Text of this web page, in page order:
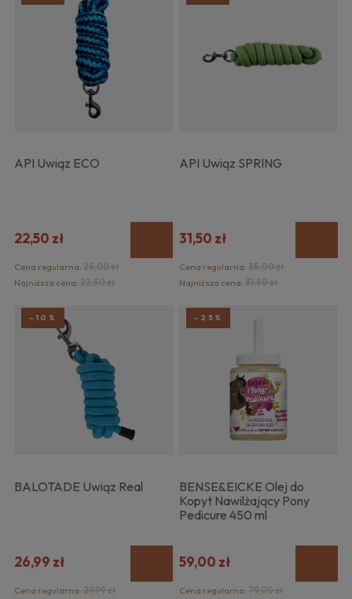
API Uwiąz ECO
22,50 zł
Cena regularna: 25,00 zł
Najniższa cena: 22,50 zł
API Uwiąz SPRING
31,50 zł
Cena regularna:35,00 zł
Najniższa cena:31,50 zł
BALOTADE Uwiąz Real
26,99 zł
Cena regularna: 29,99 zł
-10%
BENSE&EICKE Olej do
Kopyt Nawilżający Pony
Pedicure 450 ml
59,00 zł
Cena regularna:79,00 zł
-25%